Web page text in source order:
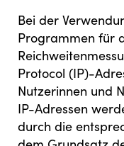
Bei der
Programmen für
Protocol (IP)-
Nutzerinnen und
IP-Adressen
durch die